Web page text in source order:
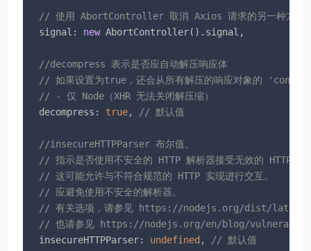
// 使用 AbortController 取消 Axios 请求的另一种方法
signal : new AbortController().signal,
//decompress 表示是否应自动解压响应体
// 如果设置为true，还会从所有解压的响应对象的
// - 仅 Node（XHR 无法关闭解压缩）
decompress : true, // 默认值
//insecureHTTPParser 布尔值。
// 指示是否使用不安全的 HTTP 解析器接受无效的 HTTP 标
// 这可能允许与不符合规范的 HTTP 实现进行交互。
// 应避免使用不安全的解析器。
// 有关选项，请参见 https://nodejs.org/dist/
// 也请参见 https://nodejs.org/en/blog/
insecureHTTPParser: undefined , // 默认值